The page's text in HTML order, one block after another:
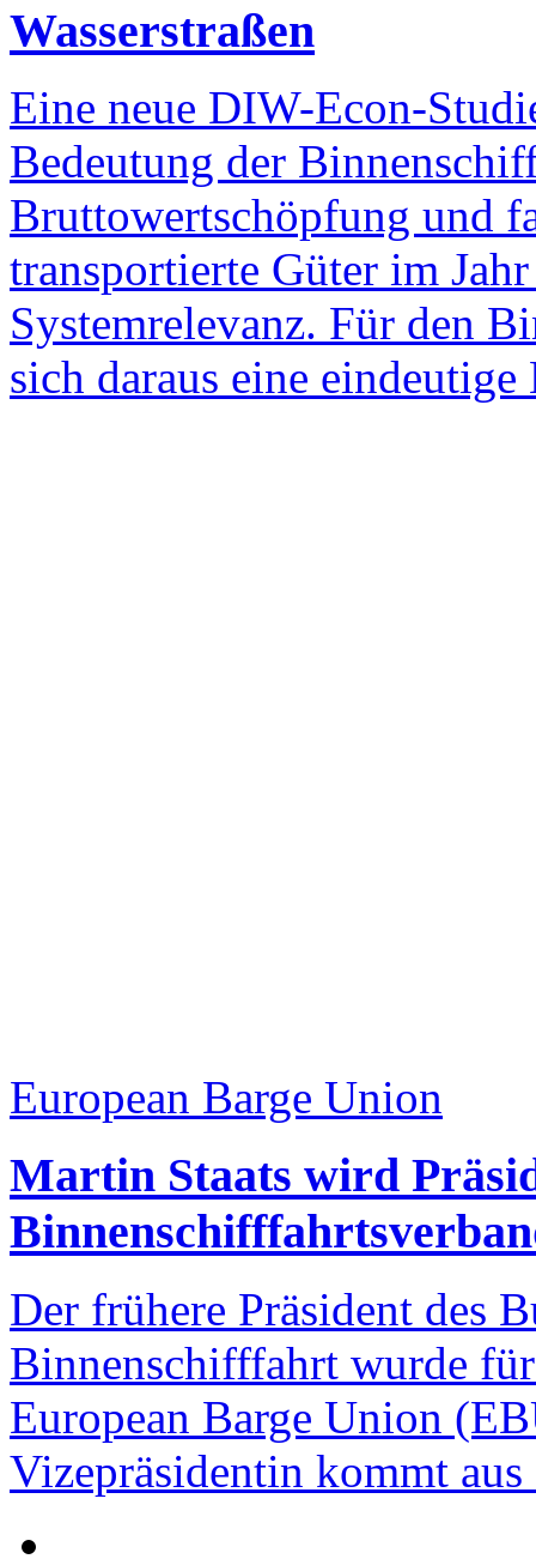
Wasserstraßen
Eine neue DIW-Econ-
Bedeutung der
Bruttowertschöpfung und
transportierte Güter im
Systemrelevanz. Für den
sich daraus eine
European Barge Union
Martin Staats wird
Der frühere Präsident des
Binnenschifffahrt wurde
European Barge Union
Vizepräsidentin kommt